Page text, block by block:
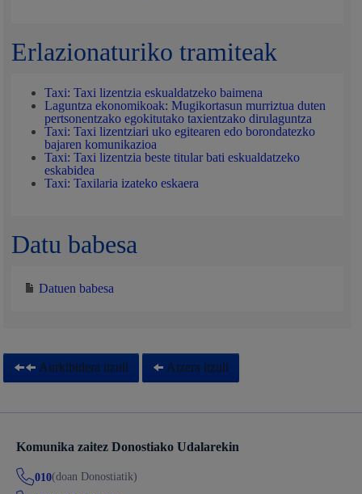
Erlazionaturiko tramiteak
Taxi: Taxi lizentzia eskualdatzeko baimena
Laguntza ekonomikoak: Mugikortasun murriztua duten
pertsonentzako egokitutako taxientzako dirulaguntza
Taxi: Taxi lizentziari uko egitearen edo borondatezko
bajaren komunikazioa
Taxi: Taxi lizentzia beste titular bati eskualdatzeko
eskabidea
Taxi: Taxilaria izateko eskaera
Datu babesa
Datuen babesa
Aurkibidera itzuli Atzera itzuli
Komunika zaitez Donostiako Udalarekin
010(doan Donostiatik)